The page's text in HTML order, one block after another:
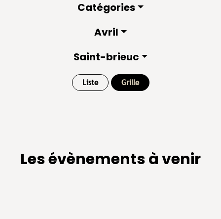
Catégories
Avril
Saint-brieuc
Liste Grille
Les évènements à venir